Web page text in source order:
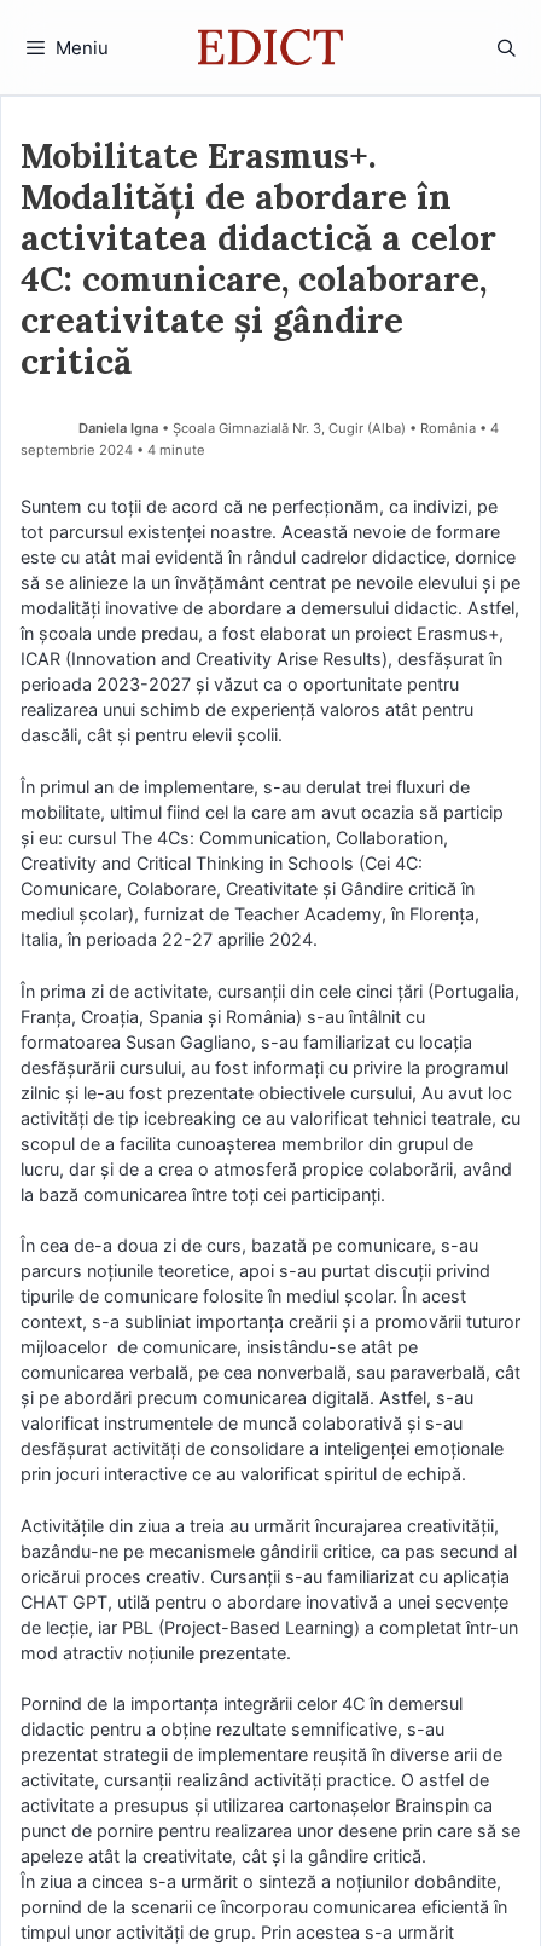
Meniu
Mobilitate Erasmus+.
Modalități de abordare în
activitatea didactică a celor
4C: comunicare, colaborare,
creativitate și gândire
critică
Daniela Igna • Școala Gimnazială Nr. 3, Cugir (Alba) • România
4
septembrie 2024 • 4 minute
Suntem cu toții de acord că ne perfecționăm, ca indivizi, pe
tot parcursul existenței noastre. Această nevoie de formare
este cu atât mai evidentă în rândul cadrelor didactice, dornice
să se alinieze la un învățământ centrat pe nevoile elevului și pe
modalități inovative de abordare a demersului didactic. Astfel,
în școala unde predau, a fost elaborat un proiect Erasmus+,
ICAR (Innovation and Creativity Arise Results), desfășurat în
perioada 2023-2027 și văzut ca o oportunitate pentru
realizarea unui schimb de experiență valoros atât pentru
dascăli, cât și pentru elevii școlii.
În primul an de implementare, s-au derulat trei fluxuri de
mobilitate, ultimul fiind cel la care am avut ocazia să particip
și eu: cursul The 4Cs: Communication, Collaboration,
Creativity and Critical Thinking in Schools (Cei 4C:
Comunicare, Colaborare, Creativitate și Gândire critică în
mediul școlar), furnizat de Teacher Academy, în Florența,
Italia, în perioada 22-27 aprilie 2024.
În prima zi de activitate, cursanții din cele cinci țări (Portugalia,
Franța, Croația, Spania și România) s-au întâlnit cu
formatoarea Susan Gagliano, s-au familiarizat cu locația
desfășurării cursului, au fost informați cu privire la programul
zilnic și le-au fost prezentate obiectivele cursului, Au avut loc
activități de tip icebreaking ce au valorificat tehnici teatrale, cu
scopul de a facilita cunoașterea membrilor din grupul de
lucru, dar și de a crea o atmosferă propice colaborării, având
la bază comunicarea între toți cei participanți.
În cea de-a doua zi de curs, bazată pe comunicare, s-au
parcurs noțiunile teoretice, apoi s-au purtat discuții privind
tipurile de comunicare folosite în mediul școlar. În acest
context, s-a subliniat importanța creării și a promovării tuturor
mijloacelor de comunicare, insistându-se atât pe
comunicarea verbală, pe cea nonverbală, sau paraverbală, cât
și pe abordări precum comunicarea digitală. Astfel, s-au
valorificat instrumentele de muncă colaborativă și s-au
desfășurat activități de consolidare a inteligenței emoționale
prin jocuri interactive ce au valorificat spiritul de echipă.
Activitățile din ziua a treia au urmărit încurajarea creativității,
bazându-ne pe mecanismele gândirii critice, ca pas secund al
oricărui proces creativ. Cursanții s-au familiarizat cu aplicația
CHAT GPT, utilă pentru o abordare inovativă a unei secvențe
de lecție, iar PBL (Project-Based Learning) a completat într-un
mod atractiv noțiunile prezentate.
Pornind de la importanța integrării celor 4C în demersul
didactic pentru a obține rezultate semnificative, s-au
prezentat strategii de implementare reușită în diverse arii de
activitate, cursanții realizând activități practice. O astfel de
activitate a presupus și utilizarea cartonașelor Brainspin ca
punct de pornire pentru realizarea unor desene prin care să se
apeleze atât la creativitate, cât și la gândire critică.
În ziua a cincea s-a urmărit o sinteză a noțiunilor dobândite,
pornind de la scenarii ce încorporau comunicarea eficientă în
timpul unor activități de grup. Prin acestea s-a urmărit